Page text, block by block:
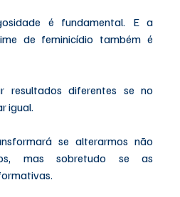
é fundamental. E a
de feminicídio também é
resultados diferentes se no
igual.
se alterarmos não
mas sobretudo se as